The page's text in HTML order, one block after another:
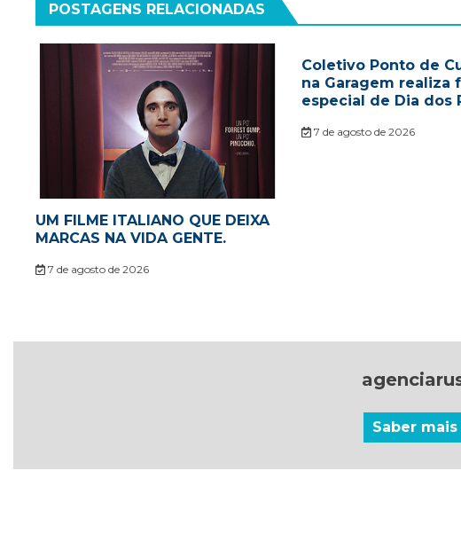
POSTAGENS RELACIONADAS
UM FILME ITALIANO QUE DEIXA
MARCAS NA VIDA GENTE.
7 de agosto de 2026
Coletivo Ponto de
na Garagem realiza
especial de Dia dos
7 de agosto de 2026
Saber